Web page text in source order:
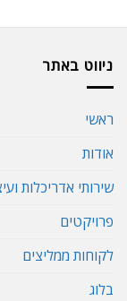
ניווט באתר
ראשי
אודות
שירותי אדריכלות
פרויקטים
לקוחות ממליצים
בלוג